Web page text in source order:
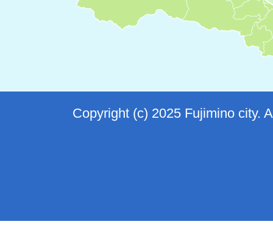
Copyright (c) 2025 Fujimino city.